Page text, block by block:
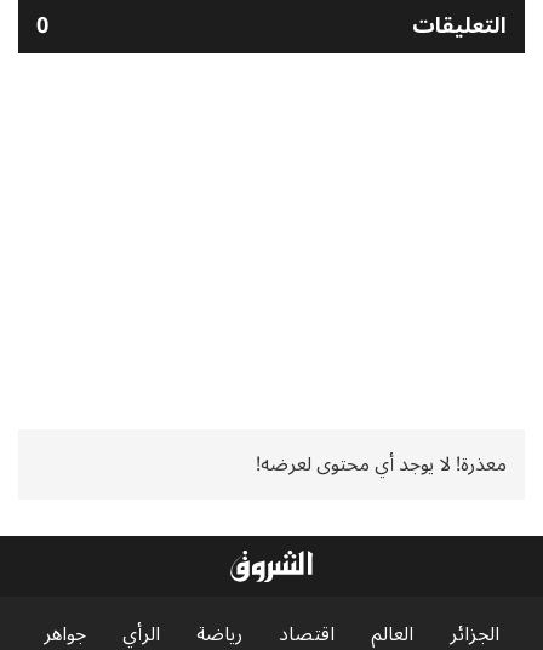
التعليقات 0
معذرة! لا يوجد أي محتوى لعرضه!
الجزائر العالم اقتصاد رياضة الرأي جواهر